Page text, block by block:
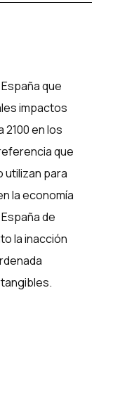
que
impactos
en los
que
para
la economía
de
la inacción